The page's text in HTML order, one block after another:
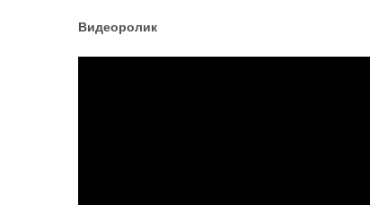
Видеоролик